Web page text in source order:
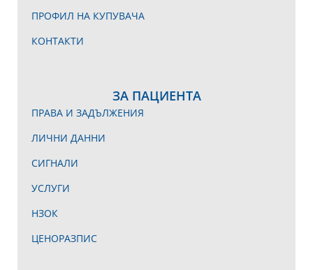
ПРОФИЛ НА КУПУВАЧА
КОНТАКТИ
ЗА ПАЦИЕНТА
ПРАВА И ЗАДЪЛЖЕНИЯ
ЛИЧНИ ДАННИ
СИГНАЛИ
УСЛУГИ
НЗОК
ЦЕНОРАЗПИС